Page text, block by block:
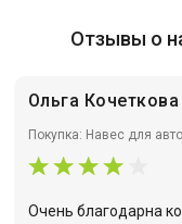
Отзывы о
Ольга Кочеткова
Покупка: Навес для
Очень благодарна